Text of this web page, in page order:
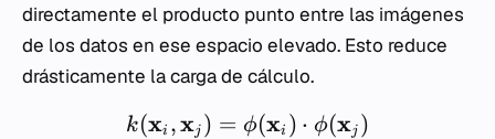
directamente el producto punto entre las imágenes
de los datos en ese espacio elevado. Esto reduce
drásticamente la carga de cálculo.
k(xi ,xj ) = ϕ(xi ) ⋅ ϕ(xj )